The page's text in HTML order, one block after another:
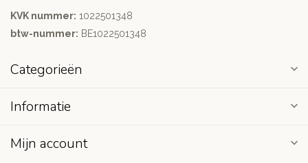
KVK nummer: 1022501348
btw-nummer: BE1022501348
Categorieën
Informatie
Mijn account